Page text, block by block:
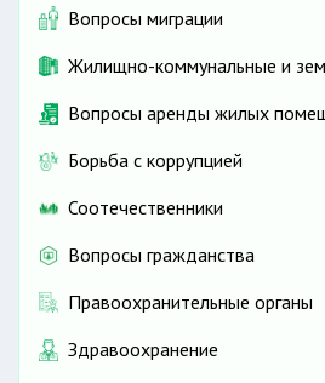
Вопросы миграции
Жилищно-коммунальные и
Вопросы аренды жилых
Борьба с коррупцией
Соотечественники
Вопросы гражданства
Правоохранительные органы
Здравоохранение